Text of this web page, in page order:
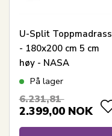
U-Split Toppmadrass
- 180x200 cm 5 cm
høy - NASA
memoryskum - Borg
toppmadrass
På lager
6.231,81
2.399,00 NOK